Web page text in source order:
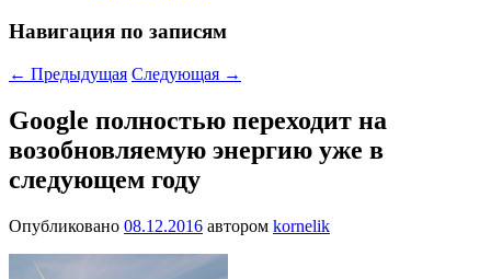
Навигация по записям
← Предыдущая Следующая →
Google полностью переходит на
возобновляемую энергию уже в
следующем году
Опубликовано 08.12.2016 автором kornelik